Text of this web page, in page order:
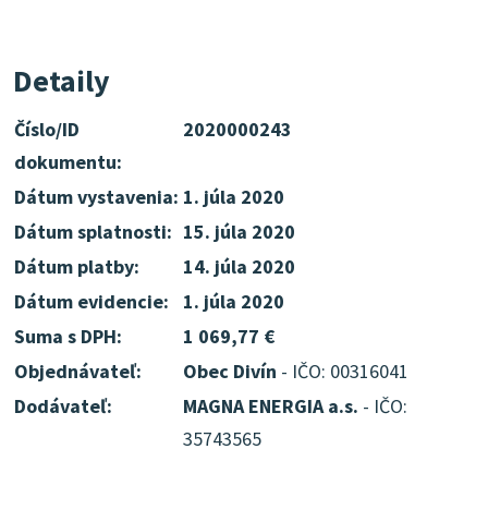
Detaily
Číslo/ID
dokumentu:
2020000243
Dátum vystavenia: 1. júla 2020
Dátum splatnosti: 15. júla 2020
Dátum platby:
14. júla 2020
Dátum evidencie:
1. júla 2020
Suma s DPH:
1 069,77 €
Objednávateľ:
Obec Divín - IČO: 00316041
Dodávateľ:
MAGNA ENERGIA a.s. - IČO:
35743565